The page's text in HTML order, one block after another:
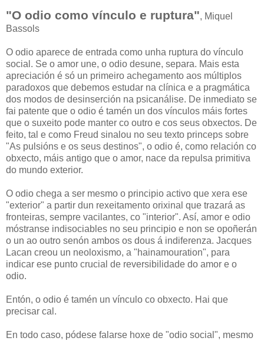
"O odio como vínculo e ruptura", Miquel
Bassols
O odio aparece de entrada como unha ruptura do vínculo
social. Se o amor une, o odio desune, separa. Mais esta
apreciación é só un primeiro achegamento aos múltiplos
paradoxos que debemos estudar na clínica e a pragmática
dos modos de desinserción na psicanálise. De inmediato se
fai patente que o odio é tamén un dos vínculos máis fortes
que o suxeito pode manter co outro e cos seus obxectos. De
feito, tal e como Freud sinalou no seu texto princeps sobre
"As pulsións e os seus destinos", o odio é, como relación co
obxecto, máis antigo que o amor, nace da repulsa primitiva
do mundo exterior.
O odio chega a ser mesmo o principio activo que xera ese
"exterior" a partir dun rexeitamento orixinal que trazará as
fronteiras, sempre vacilantes, co "interior". Así, amor e odio
móstranse indisociables no seu principio e non se opoñerán
o un ao outro senón ambos os dous á indiferenza. Jacques
Lacan creou un neoloxismo, a "hainamouration", para
indicar ese punto crucial de reversibilidade do amor e o
odio.
Entón, o odio é tamén un vínculo co obxecto. Hai que
precisar cal.
En todo caso, pódese falarse hoxe de "odio social", mesmo